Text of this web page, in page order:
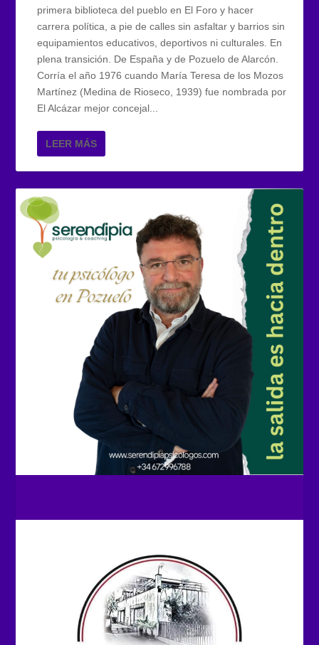
primera biblioteca del pueblo en El Foro y hacer
carrera política, a pie de calles sin asfaltar y barrios sin
equipamientos educativos, deportivos ni culturales. En
plena transición. De España y de Pozuelo de Alarcón.
Corría el año 1976 cuando María Teresa de los Mozos
Martínez (Medina de Rioseco, 1939) fue nombrada por
El Alcázar mejor concejal...
LEER MÁS